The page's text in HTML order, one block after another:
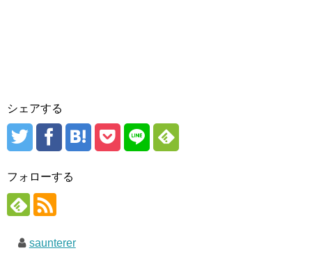
シェアする
フォローする
saunterer